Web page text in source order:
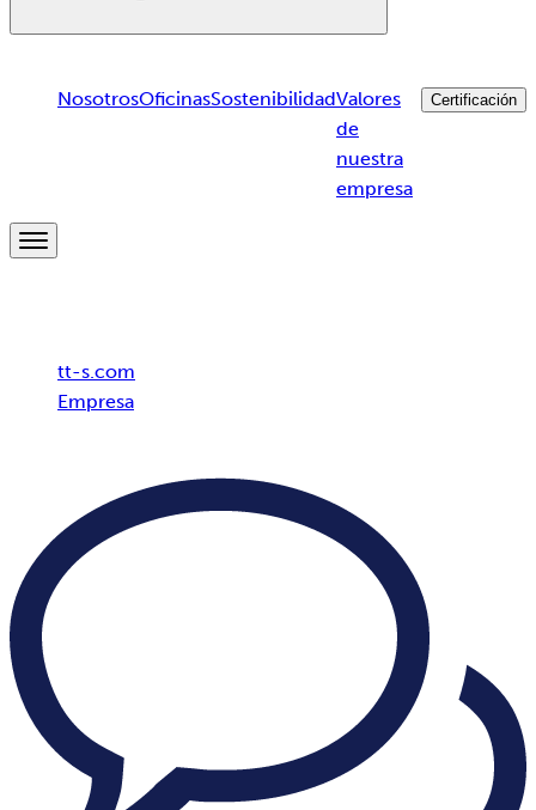
NosotrosOficinasSostenibilidadValores
de
nuestra
empresa
Certificación
tt-s.com
Empresa